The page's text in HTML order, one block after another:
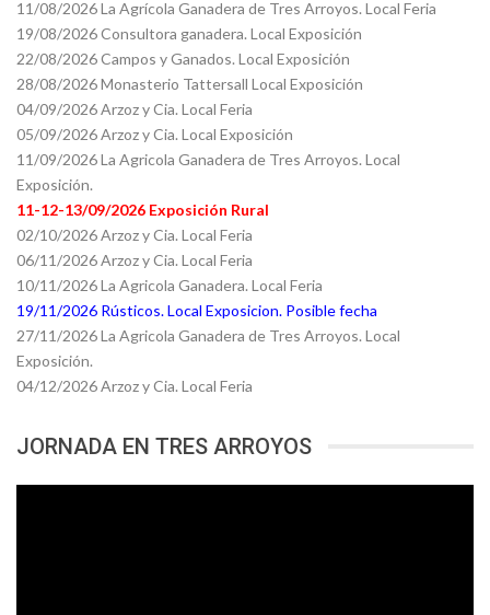
11/08/2026 La Agrícola Ganadera de Tres Arroyos. Local Feria
19/08/2026 Consultora ganadera. Local Exposición
22/08/2026 Campos y Ganados. Local Exposición
28/08/2026 Monasterio Tattersall Local Exposición
04/09/2026 Arzoz y Cia. Local Feria
05/09/2026 Arzoz y Cia. Local Exposición
11/09/2026 La Agricola Ganadera de Tres Arroyos. Local
Exposición.
11-12-13/09/2026 Exposición Rural
02/10/2026 Arzoz y Cia. Local Feria
06/11/2026 Arzoz y Cia. Local Feria
10/11/2026 La Agricola Ganadera. Local Feria
19/11/2026 Rústicos. Local Exposicion. Posible fecha
27/11/2026 La Agricola Ganadera de Tres Arroyos. Local
Exposición.
04/12/2026 Arzoz y Cia. Local Feria
JORNADA EN TRES ARROYOS